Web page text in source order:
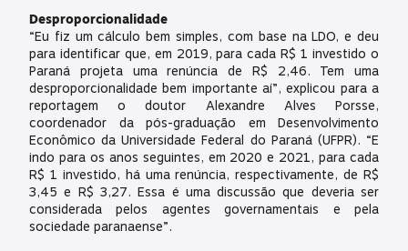
Desproporcionalidade
“Eu fiz um cálculo bem simples, com base na LDO, e deu
para identificar que, em 2019, para cada R$ 1 investido o
Paraná projeta uma renúncia de R$ 2,46. Tem uma
desproporcionalidade bem importante aí”, explicou para a
reportagem o doutor Alexandre Alves Porsse,
coordenador da pós-graduação em Desenvolvimento
Econômico da Universidade Federal do Paraná (UFPR). “E
indo para os anos seguintes, em 2020 e 2021, para cada
R$ 1 investido, há uma renúncia, respectivamente, de R$
3,45 e R$ 3,27. Essa é uma discussão que deveria ser
considerada pelos agentes governamentais e pela
sociedade paranaense”.